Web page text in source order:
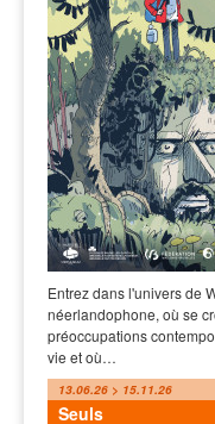
Entrez dans l'univers de
néerlandophone, où se
préoccupations
vie et où…
13.06.26 > 15.11.26
Seuls